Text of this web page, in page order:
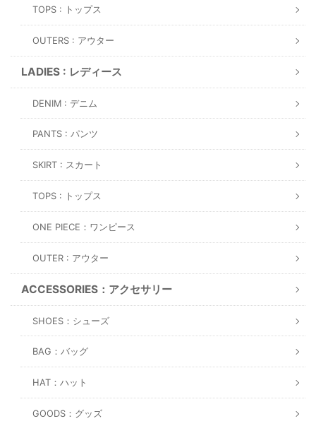
TOPS : トップス
OUTERS : アウター
LADIES : レディース
DENIM : デニム
PANTS : パンツ
SKIRT : スカート
TOPS : トップス
ONE PIECE：ワンピース
OUTER : アウター
ACCESSORIES：アクセサリー
SHOES：シューズ
BAG：バッグ
HAT：ハット
GOODS：グッズ